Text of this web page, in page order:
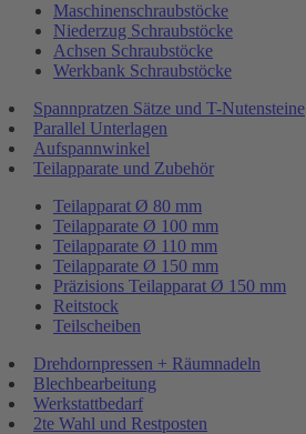
Maschinenschraubstöcke
Niederzug Schraubstöcke
Achsen Schraubstöcke
Werkbank Schraubstöcke
Spannpratzen Sätze und T-Nutensteine
Parallel Unterlagen
Aufspannwinkel
Teilapparate und Zubehör
Teilapparat Ø 80 mm
Teilapparate Ø 100 mm
Teilapparate Ø 110 mm
Teilapparate Ø 150 mm
Präzisions Teilapparat Ø 150 mm
Reitstock
Teilscheiben
Drehdornpressen + Räumnadeln
Blechbearbeitung
Werkstattbedarf
2te Wahl und Restposten